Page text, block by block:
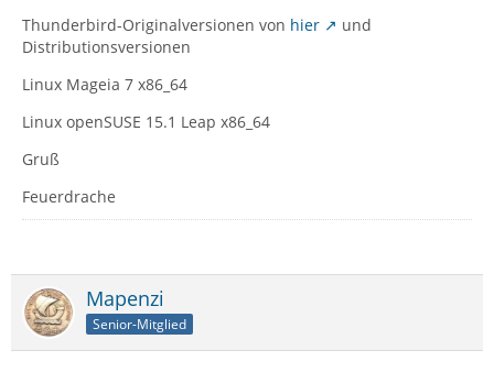
Thunderbird-Originalversionen von hier
und
Distributionsversionen
Linux Mageia 7 x86_64
Linux openSUSE 15.1 Leap x86_64
Gruß
Feuerdrache
Mapenzi
Senior-Mitglied